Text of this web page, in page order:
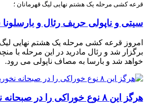
قرعه کشی مرحله یک هشتم نهایی لیگ قهرمانان ؛
سیتی و ناپولی حریف رئال و
امروز قرعه کشی مرحله یک هشتم نهایی لیگ
برگزار شد و رئال مادرید در این مرحله با
خواهد شد و بارسا به مصاف ناپولی می رود.
هرگز این ۸ نوع خوراکی را در صبحانه نخورید!